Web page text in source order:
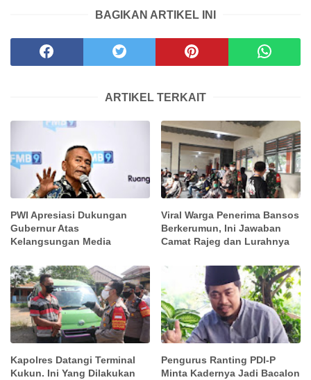
BAGIKAN ARTIKEL INI
ARTIKEL TERKAIT
PWI Apresiasi Dukungan
Gubernur Atas
Kelangsungan Media
Viral Warga Penerima Bansos
Berkerumun, Ini Jawaban
Camat Rajeg dan Lurahnya
Kapolres Datangi Terminal
Kukun. Ini Yang Dilakukan
Pengurus Ranting PDI-P
Minta Kadernya Jadi Bacalon